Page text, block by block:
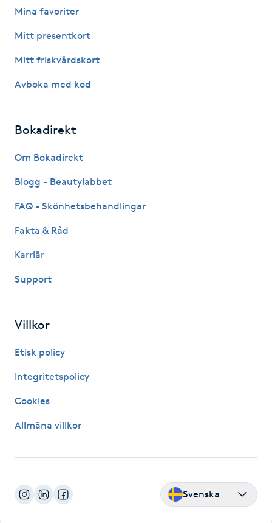
Hårbottenbehandling
Hårvård
Hälsprickor
Idrottsmassage
IPL
Japansk massage
K18
Keratinbehandling
Mina favoriter
Mitt presentkort
Mitt friskvårdskort
Avboka med kod
Bokadirekt
Om Bokadirekt
Blogg - Beautylabbet
FAQ - Skönhetsbehandlingar
Fakta & Råd
Karriär
Support
Villkor
Etisk policy
Integritetspolicy
Cookies
Allmäna villkor
Svenska